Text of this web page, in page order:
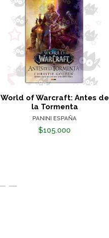
World of Warcraft: Antes de
la Tormenta
PANINI ESPAÑA
$105.000